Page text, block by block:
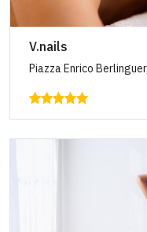
V.nails
Piazza Enrico